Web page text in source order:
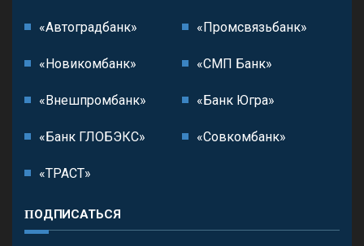
«Автоградбанк» «Промсвязьбанк»
«Новикомбанк» «СМП Банк»
«Внешпромбанк» «Банк Югра»
«Банк ГЛОБЭКС» «Совкомбанк»
«ТРАСТ»
ПОДПИСАТЬСЯ